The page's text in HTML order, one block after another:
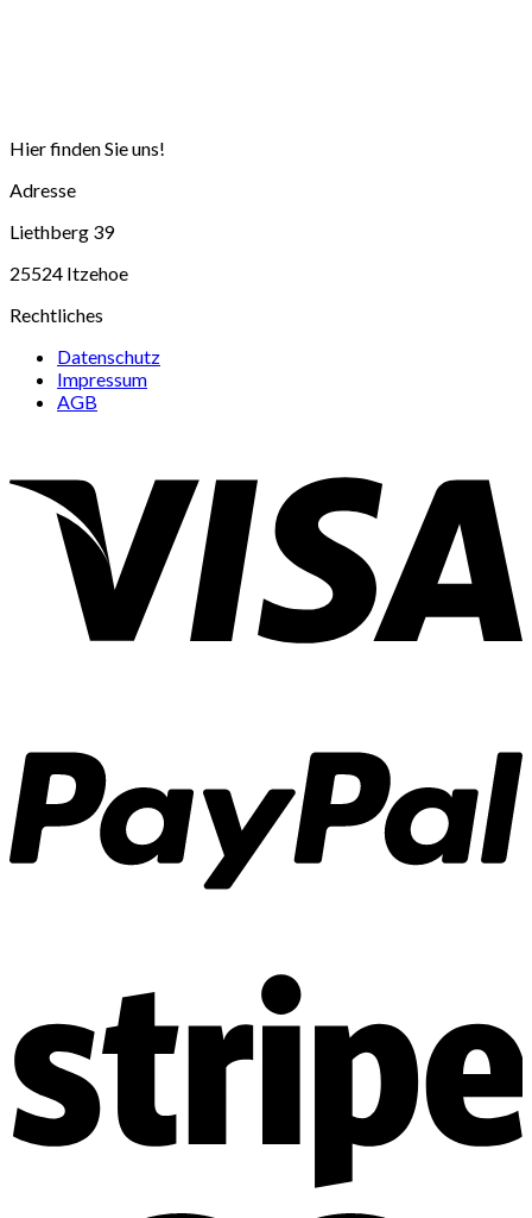
Hier finden Sie uns!
Adresse
Liethberg 39
25524 Itzehoe
Rechtliches
Datenschutz
Impressum
AGB